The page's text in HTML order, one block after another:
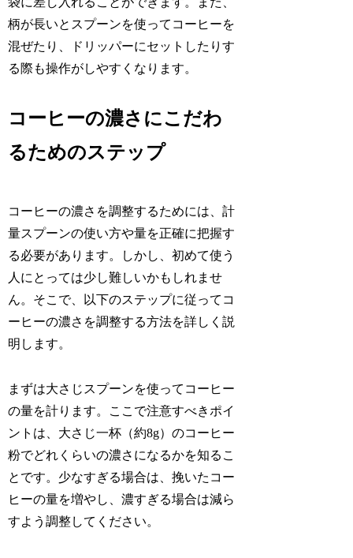
柄が長いとスプーンを使ってコーヒーを
混ぜたり、ドリッパーにセットしたりす
る際も操作がしやすくなります。
コーヒーの濃さにこだわ
るためのステップ
コーヒーの濃さを調整するためには、計
量スプーンの使い方や量を正確に把握す
る必要があります。しかし、初めて使う
人にとっては少し難しいかもしれませ
ん。そこで、以下のステップに従ってコ
ーヒーの濃さを調整する方法を詳しく説
明します。
まずは大さじスプーンを使ってコーヒー
の量を計ります。ここで注意すべきポイ
ントは、大さじ一杯（約8g）のコーヒー
粉でどれくらいの濃さになるかを知るこ
とです。少なすぎる場合は、挽いたコー
ヒーの量を増やし、濃すぎる場合は減ら
すよう調整してください。